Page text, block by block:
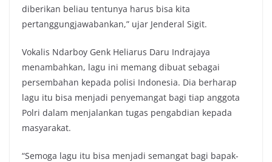
diberikan beliau tentunya harus bisa kita
pertanggungjawabankan,” ujar Jenderal Sigit.
Vokalis Ndarboy Genk Heliarus Daru Indrajaya
menambahkan, lagu ini memang dibuat sebagai
persembahan kepada polisi Indonesia. Dia berharap
lagu itu bisa menjadi penyemangat bagi tiap anggota
Polri dalam menjalankan tugas pengabdian kepada
masyarakat.
“Semoga lagu itu bisa menjadi semangat bagi bapak-